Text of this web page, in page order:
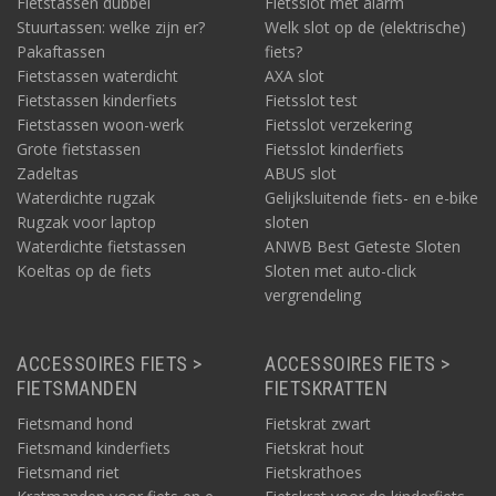
Stuurtassen: welke zijn er?
Pakaftassen
Fietstassen waterdicht
Fietstassen kinderfiets
Fietstassen woon-werk
Grote fietstassen
Zadeltas
Waterdichte rugzak
Rugzak voor laptop
Waterdichte fietstassen
Koeltas op de fiets
Welk slot op de (elektrische)
fiets?
AXA slot
Fietsslot test
Fietsslot verzekering
Fietsslot kinderfiets
ABUS slot
Gelijksluitende fiets- en e-bike
sloten
ANWB Best Geteste Sloten
Sloten met auto-click
vergrendeling
ACCESSOIRES FIETS >
FIETSMANDEN
Fietsmand hond
Fietsmand kinderfiets
Fietsmand riet
ACCESSOIRES FIETS >
FIETSKRATTEN
Fietskrat zwart
Fietskrat hout
Fietskrathoes